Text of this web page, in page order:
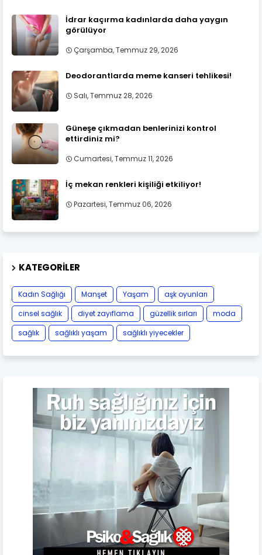
İdrar kaçırma kadınlarda daha yaygın
görülüyor
Çarşamba, Temmuz 29, 2026
Deodorantlarda meme kanseri tehlikesi!
Salı, Temmuz 28, 2026
Güneşe çıkmadan benlerinizi kontrol
ettirdiniz mi?
Cumartesi, Temmuz 11, 2026
İç mekan renkleri kişiliği etkiliyor!
Pazartesi, Temmuz 06, 2026
KATEGORILER
Kadın Sağlığı Manşet Yaşam
aşk oyunları
cinsel sağlık
diyet zayıflama güzellik sırları
moda
sağlık
sağlıklı yaşam sağlıklı yiyecekler